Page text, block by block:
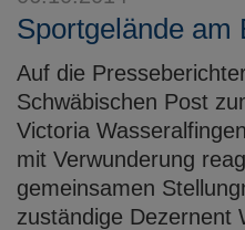
Sportgelände am
Auf die
Schwäbischen Post
Victoria
mit Verwunderung
gemeinsamen
zuständige Dezernent